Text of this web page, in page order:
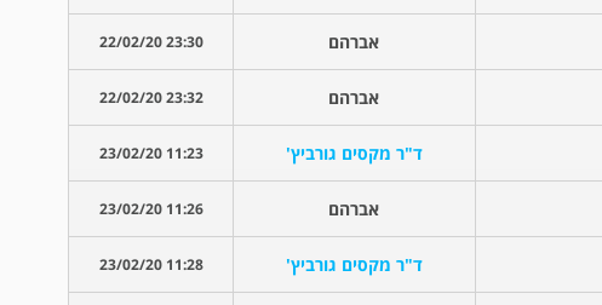
אברהם 23:30 22/02/20
אברהם 23:32 22/02/20
ד"ר מקסים גורביץ' 11:23 23/02/20
אברהם 11:26 23/02/20
ד"ר מקסים גורביץ' 11:28 23/02/20